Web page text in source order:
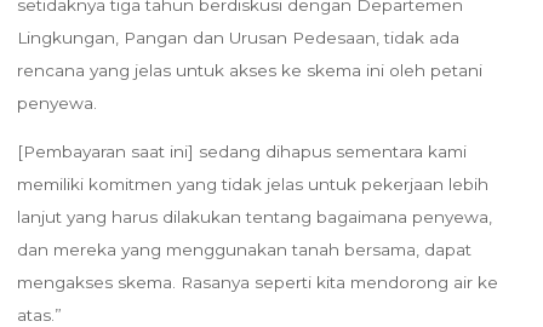
setidaknya tiga tahun berdiskusi dengan Departemen
Lingkungan, Pangan dan Urusan Pedesaan, tidak ada
rencana yang jelas untuk akses ke skema ini oleh petani
penyewa.
[Pembayaran saat ini] sedang dihapus sementara kami
memiliki komitmen yang tidak jelas untuk pekerjaan lebih
lanjut yang harus dilakukan tentang bagaimana penyewa,
dan mereka yang menggunakan tanah bersama, dapat
mengakses skema. Rasanya seperti kita mendorong air ke
atas.”